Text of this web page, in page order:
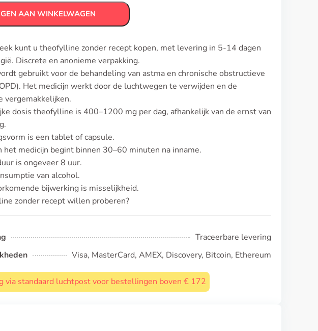
AAN WINKELWAGEN
kunt u theofylline zonder recept kopen, met levering in 5-14 dagen
Discrete en anonieme verpakking.
gebruikt voor de behandeling van astma en chronische obstructieve
Het medicijn werkt door de luchtwegen te verwijden en de
vergemakkelijken.
dosis theofylline is 400–1200 mg per dag, afhankelijk van de ernst van
is een tablet of capsule.
het medicijn begint binnen 30–60 minuten na inname.
is ongeveer 8 uur.
van alcohol.
bijwerking is misselijkheid.
zonder recept willen proberen?
Traceerbare levering
Visa, MasterCard, AMEX, Discovery, Bitcoin, Ethereum
via standaard luchtpost voor bestellingen boven € 172